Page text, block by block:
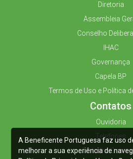
Diretoria
Assembleia
Conselho
IHAC
Governança
Capela BP
Termos de Uso e Política
Contatos
Ouvidoria
Telefones
Trabalhe
A Beneficente Portuguesa faz uso
melhorar a sua experiência de